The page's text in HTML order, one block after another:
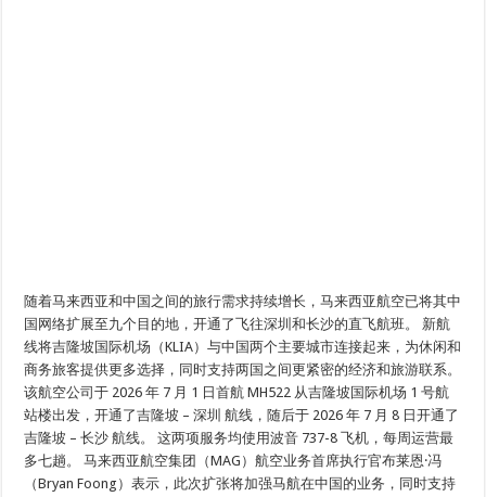
随着马来西亚和中国之间的旅行需求持续增长，马来西亚航空已将其中
国网络扩展至九个目的地，开通了飞往深圳和长沙的直飞航班。 新航
线将吉隆坡国际机场（KLIA）与中国两个主要城市连接起来，为休闲和
商务旅客提供更多选择，同时支持两国之间更紧密的经济和旅游联系。
该航空公司于 2026 年 7 月 1 日首航 MH522 从吉隆坡国际机场 1 号航
站楼出发，开通了吉隆坡 – 深圳 航线，随后于 2026 年 7 月 8 日开通了
吉隆坡 – 长沙 航线。 这两项服务均使用波音 737-8 飞机，每周运营最
多七趟。 马来西亚航空集团（MAG）航空业务首席执行官布莱恩·冯
（Bryan Foong）表示，此次扩张将加强马航在中国的业务，同时支持